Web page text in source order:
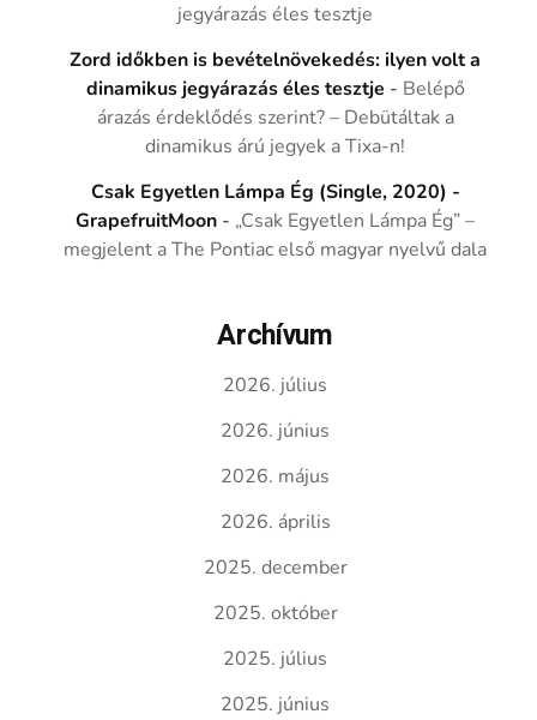
jegyárazás éles tesztje
Zord időkben is bevételnövekedés: ilyen volt a
dinamikus jegyárazás éles tesztje - Belépő
árazás érdeklődés szerint? – Debütáltak a
dinamikus árú jegyek a Tixa-n!
Csak Egyetlen Lámpa Ég (Single, 2020) -
GrapefruitMoon - „Csak Egyetlen Lámpa Ég” –
megjelent a The Pontiac első magyar nyelvű dala
Archívum
2026. július
2026. június
2026. május
2026. április
2025. december
2025. október
2025. július
2025. június